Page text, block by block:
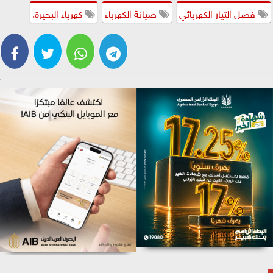
فصل التيار الكهربائي
صيانة الكهرباء كهرباء البحيرة.